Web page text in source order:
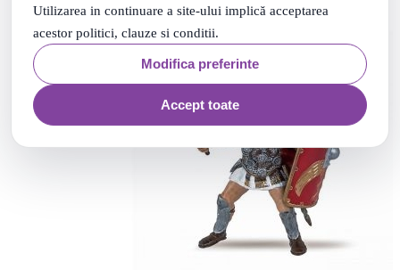
Utilizarea in continuare a site-ului implică acceptarea
acestor politici, clauze si conditii.
Modifica preferinte
Accept toate